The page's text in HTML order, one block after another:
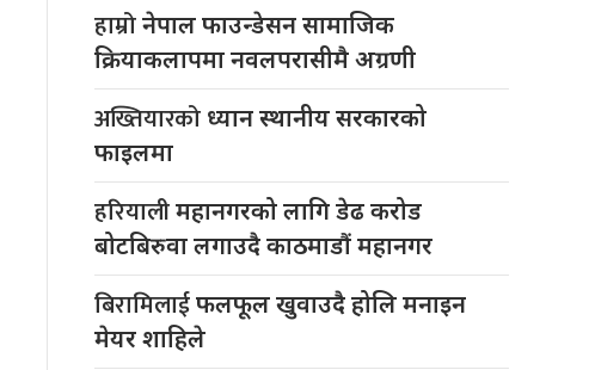
हाम्रोनेपाल फाउन्डेसन सामाजिक
क्रियाकलापमा नवलपरासीमै अग्रणी
अख्तियारको ध्यान स्थानीय सरकारको
फाइलमा
हरियालीमहानगरको लागि डेढ करोड
बोटबिरुवा लगाउदै काठमाडौं महानगर
बिरामिलाईफलफूल खुवाउदै होलि मनाइन
मेयर शाहिले